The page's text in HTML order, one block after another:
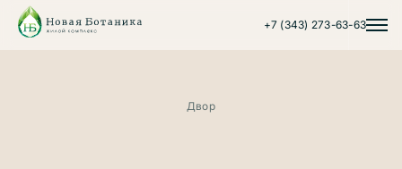
+7 (343) 273-63-63
Двор